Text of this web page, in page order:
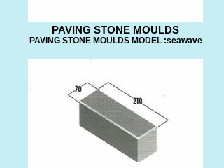
PAVING STONE MOULDS
PAVING STONE MOULDS MODEL :seawave